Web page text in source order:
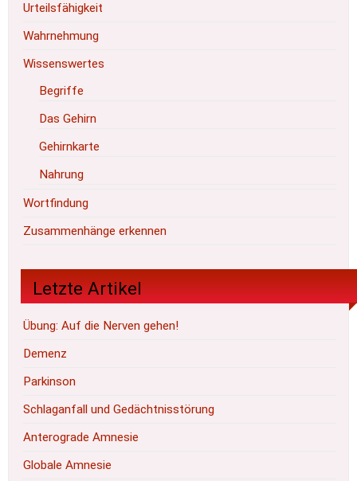
Urteilsfähigkeit
Wahrnehmung
Wissenswertes
Begriffe
Das Gehirn
Gehirnkarte
Nahrung
Wortfindung
Zusammenhänge erkennen
Letzte Artikel
Übung: Auf die Nerven gehen!
Demenz
Parkinson
Schlaganfall und Gedächtnisstörung
Anterograde Amnesie
Globale Amnesie